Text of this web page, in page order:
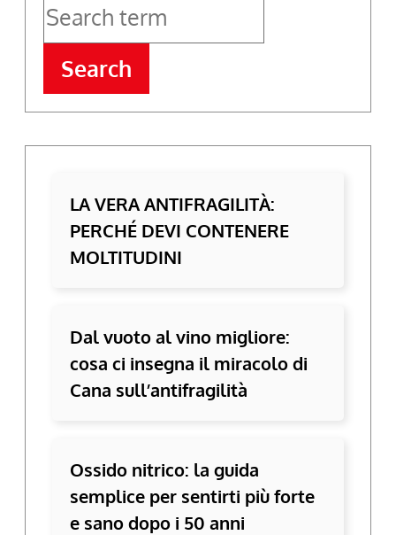
Search
LA VERA ANTIFRAGILITÀ:
PERCHÉ DEVI CONTENERE
MOLTITUDINI
Dal vuoto al vino migliore:
cosa ci insegna il miracolo di
Cana sull’antifragilità
Ossido nitrico: la guida
semplice per sentirti più forte
e sano dopo i 50 anni